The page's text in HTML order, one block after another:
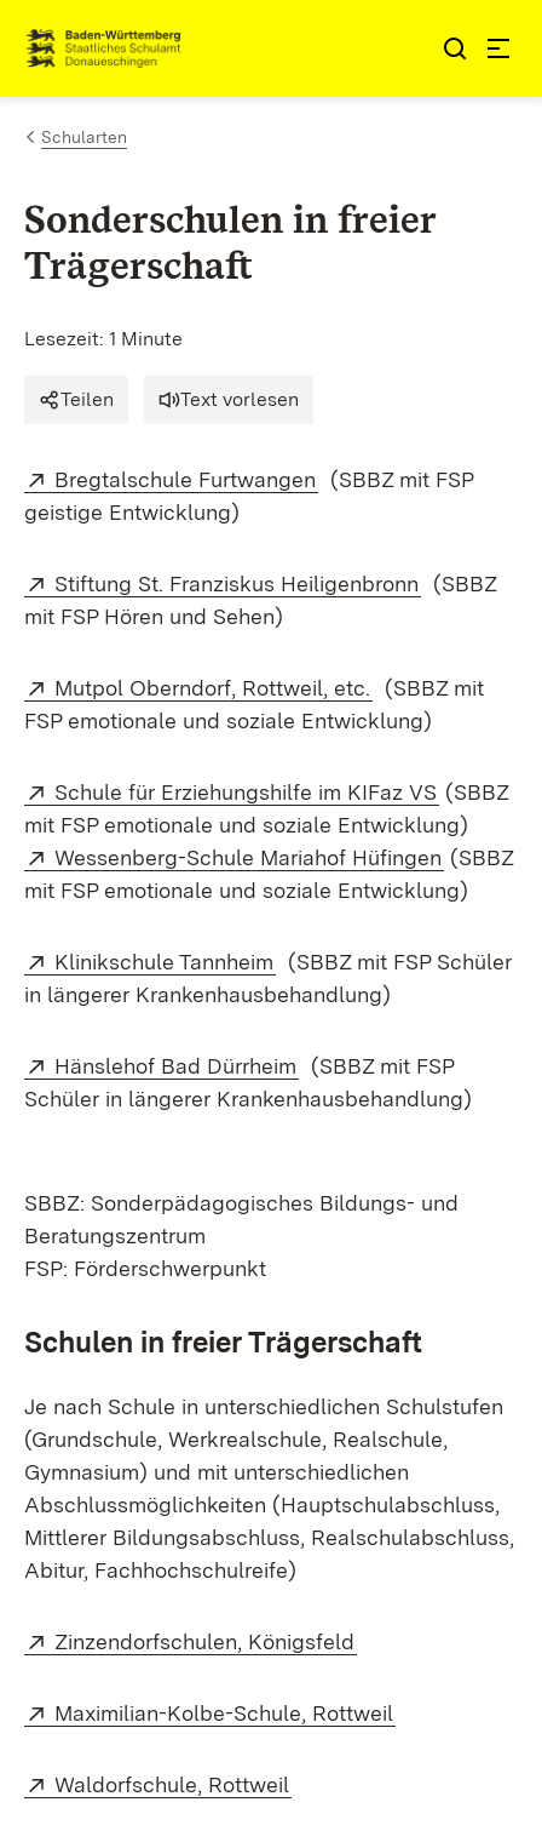
Zum Inhalt springen
Link zur Startseite
Schularten
Sonderschulen in freier
Trägerschaft
Lesezeit: 1 Minute
Teilen Text vorlesen
Extern:
Bregtalschule Furtwangen (Öffnet in neuem
(SBBZ mit FSP
geistige Entwicklung)
Extern:
Stiftung St. Franziskus Heiligenbronn (Öffnet in
(SBBZ
mit FSP Hören und Sehen)
Extern:
Mutpol Oberndorf, Rottweil, etc. (Öffnet in
(SBBZ mit
FSP emotionale und soziale Entwicklung)
Extern:
Schule für Erziehungshilfe im KIFaz VS (Öffnet in
(SBBZ
mit FSP emotionale und soziale Entwicklung)
Extern:
Wessenberg-Schule Mariahof Hüfingen (Öffnet
(SBBZ
mit FSP emotionale und soziale Entwicklung)
Extern:
Klinikschule Tannheim (Öffnet in neuem Fenster)
(SBBZ mit FSP Schüler
in längerer Krankenhausbehandlung)
Extern:
Hänslehof Bad Dürrheim (Öffnet in neuem
(SBBZ mit FSP
Schüler in längerer Krankenhausbehandlung)
SBBZ: Sonderpädagogisches Bildungs- und
Beratungszentrum
FSP: Förderschwerpunkt
Schulen in freier Trägerschaft
Je nach Schule in unterschiedlichen Schulstufen
(Grundschule, Werkrealschule, Realschule,
Gymnasium) und mit unterschiedlichen
Abschlussmöglichkeiten (Hauptschulabschluss,
Mittlerer Bildungsabschluss, Realschulabschluss,
Abitur, Fachhochschulreife)
Extern:
Zinzendorfschulen, Königsfeld
Extern:
Maximilian-Kolbe-Schule, Rottweil
Extern:
Waldorfschule, Rottweil